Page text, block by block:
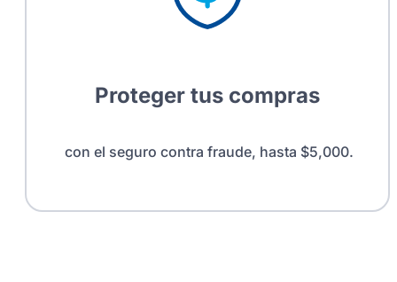
Proteger tus compras
con el seguro contra fraude, hasta $5,000.